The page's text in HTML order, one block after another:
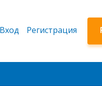
Вход Регистрация